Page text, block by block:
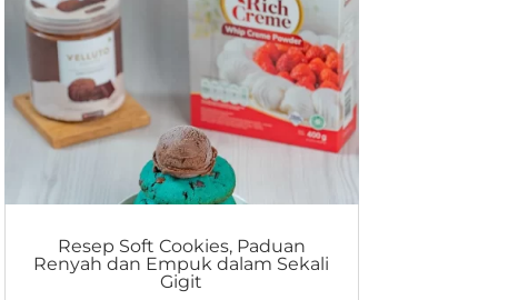
Resep Soft Cookies, Paduan
Renyah dan Empuk dalam Sekali
Gigit